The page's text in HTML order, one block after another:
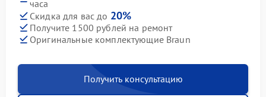
часа
Скидка для вас до 20%
Получите 1500 рублей на ремонт
Оригинальные комплектующие Braun
Получить консультацию